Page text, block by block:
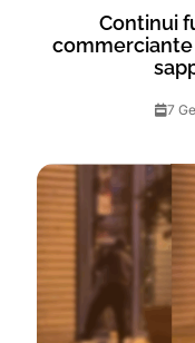
Continui
commerciante
7